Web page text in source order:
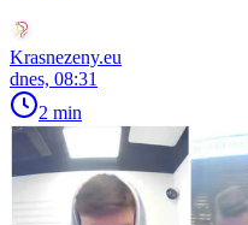
Krasnezeny.eu
dnes, 08:31
2 min